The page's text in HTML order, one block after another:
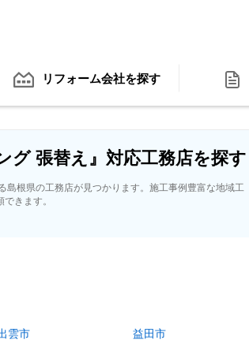
リフォーム会社を探す
グ 張替え』対応工務店を探す
島根県の工務店が見つかります。施工事例豊富な地域工
きます。
雲市 益田市